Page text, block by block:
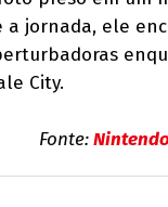
jornada, ele
City.
Fonte: